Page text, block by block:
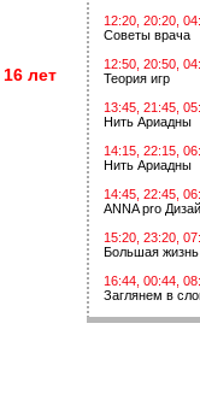
16 лет
12:20, 20:20,
Советы врача
12:50, 20:50,
Теория игр
13:45, 21:45,
Нить Ариадны
14:15, 22:15,
Нить Ариадны
14:45, 22:45,
ANNA pro
15:20, 23:20,
Большая жизнь
16:44, 00:44,
Заглянем в